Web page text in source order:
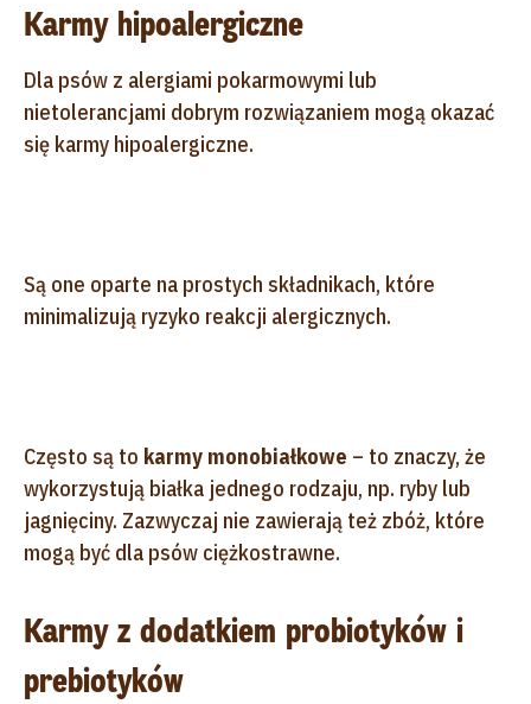
Karmy hipoalergiczne
Dla psów z alergiami pokarmowymi lub
nietolerancjami dobrym rozwiązaniem mogą okazać
się karmy hipoalergiczne.
Są one oparte na prostych składnikach, które
minimalizują ryzyko reakcji alergicznych.
Często są to karmy monobiałkowe – to znaczy, że
wykorzystują białka jednego rodzaju, np. ryby lub
jagnięciny. Zazwyczaj nie zawierają też zbóż, które
mogą być dla psów ciężkostrawne.
Karmy z dodatkiem probiotyków i
prebiotyków